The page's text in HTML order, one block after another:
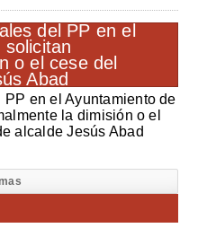
PP en el Ayuntamiento de
la dimisión o el
alcalde Jesús Abad